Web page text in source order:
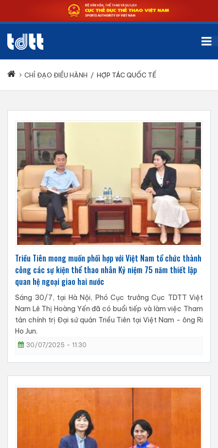
CHỈ ĐẠO ĐIỀU HÀNH / HỢP TÁC QUỐC TẾ
Triều Tiên mong muốn phối hợp với Việt Nam tổ chức thành
công các sự kiện thể thao nhân Kỷ niệm 75 năm thiết lập
quan hệ ngoại giao hai nước
Sáng 30/7, tại Hà Nội, Phó Cục trưởng Cục TDTT Việt
Nam Lê Thị Hoàng Yến đã có buổi tiếp và làm việc Tham
tán chính trị Đại sứ quán Triều Tiên tại Việt Nam - ông Ri
Ho Jun.
30/07/2025 - 11:30